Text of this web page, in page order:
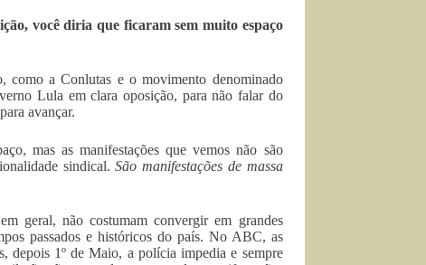
você diria que ficaram sem muito espaço
como a Conlutas e o movimento denominado
Lula em clara oposição, para não falar do
avançar.
mas as manifestações que vemos não são
sindical.São manifestações de massa
geral, não costumam convergir em grandes
passados e históricos do país. No ABC, as
depois 1º de Maio, a polícia impedia e sempre